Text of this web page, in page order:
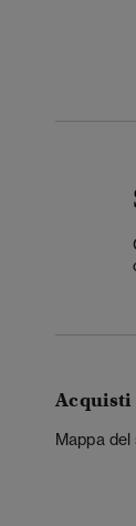
Acquisti
Mappa del